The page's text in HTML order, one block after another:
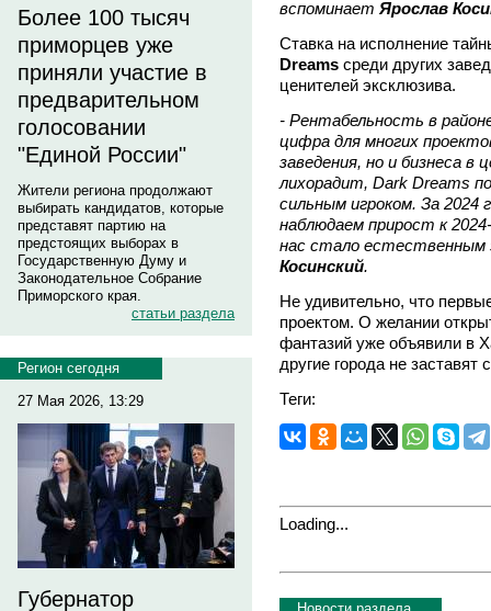
Более 100 тысяч
приморцев уже
приняли участие в
предварительном
голосовании
"Единой России"
Жители региона продолжают
выбирать кандидатов, которые
представят партию на
предстоящих выборах в
Государственную Думу и
Законодательное Собрание
Приморского края.
статьи раздела
Регион сегодня
27 Мая 2026, 13:29
Губернатор
вспоминает Ярослав
Ставка на исполнение
Dreams среди других
ценителей эксклюзива.
- Рентабельность в
цифра для многих
заведения, но и бизнеса
лихорадит, Dark Dreams
сильным игроком. За 2024
наблюдаем прирост к
нас стало
Косинский.
Не удивительно, что
проектом. О желании
фантазий уже объявили в
другие города не заставят
Теги:
Loading...
Новости раздела